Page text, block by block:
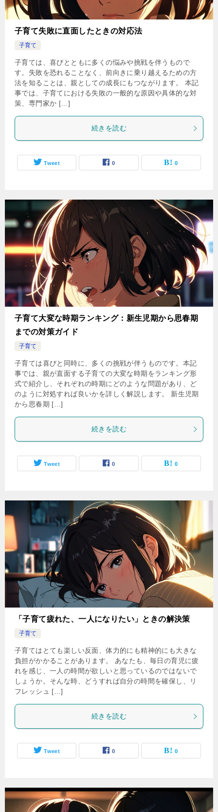
子育て失敗に直面したときの対応法
子育て
子育ては、喜びとともに多くの悩みや挑戦を伴うもので
す。失敗を恐れることなく、前向きに乗り越えるための方
法を知ることは、親としての成長にもつながります。 本記
事では、子育てにおける失敗の一般的な原因や具体的な対
策、専門家か […]
続きを読む
Tweet 0 0
子育て大変な時期ランキング：新生児期から思春期
までの対策ガイド
子育て
子育ては喜びと同時に、多くの挑戦が伴うものです。本記
事では、親が直面する子育ての大変な時期をランキング形
式で紹介し、それぞれの時期にどのような問題があり、ど
のように対処すれば良いかを詳しく解説します。 新生児期
から思春期 […]
続きを読む
Tweet 0 0
「子育て疲れた、一人になりたい」ときの解決策
子育て
子育てはとても楽しい反面、体力的にも精神的にも大きな
負担がかかることがあります。 あなたも、毎日の育児に疲
れを感じ、一人の時間が欲しいと思っているのではないで
しょうか。そんな時、どうすれば自分の時間を確保し、リ
フレッシュ […]
続きを読む
Tweet 0 0